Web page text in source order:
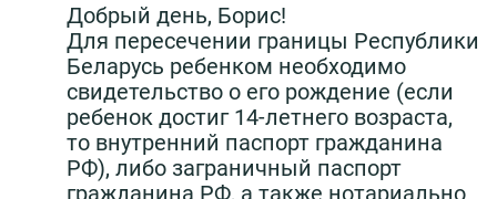
Добрый день, Борис!
Для пересечении границы Республики
Беларусь ребенком необходимо
свидетельство о его рождение (если
ребенок достиг 14-летнего возраста,
то внутренний паспорт гражданина
РФ), либо заграничный паспорт
гражданина РФ, а также нотариально